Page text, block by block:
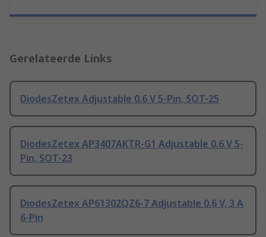
Gerelateerde Links
DiodesZetex Adjustable 0.6 V 5-Pin, SOT-25
DiodesZetex AP3407AKTR-G1 Adjustable 0.6 V 5-
Pin, SOT-23
DiodesZetex AP61302QZ6-7 Adjustable 0.6 V, 3 A
6-Pin